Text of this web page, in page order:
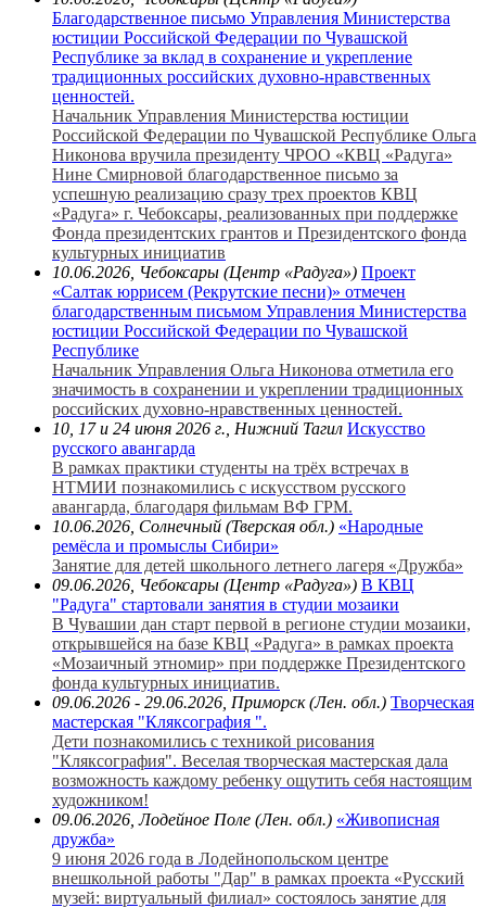
Благодарственное письмо Управления Министерства
юстиции Российской Федерации по Чувашской
Республике за вклад в сохранение и укрепление
традиционных российских духовно-нравственных
ценностей.
Начальник Управления Министерства юстиции
Российской Федерации по Чувашской Республике Ольга
Никонова вручила президенту ЧРОО «КВЦ «Радуга»
Нине Смирновой благодарственное письмо за
успешную реализацию сразу трех проектов КВЦ
«Радуга» г. Чебоксары, реализованных при поддержке
Фонда президентских грантов и Президентского фонда
культурных инициатив
10.06.2026, Чебоксары (Центр «Радуга») Проект
«Салтак юррисем (Рекрутские песни)» отмечен
благодарственным письмом Управления Министерства
юстиции Российской Федерации по Чувашской
Республике
Начальник Управления Ольга Никонова отметила его
значимость в сохранении и укреплении традиционных
российских духовно-нравственных ценностей.
10, 17 и 24 июня 2026 г., Нижний Тагил Искусство
русского авангарда
В рамках практики студенты на трёх встречах в
НТМИИ познакомились с искусством русского
авангарда, благодаря фильмам ВФ ГРМ.
10.06.2026, Солнечный (Тверская обл.) «Народные
ремёсла и промыслы Сибири»
Занятие для детей школьного летнего лагеря «Дружба»
09.06.2026, Чебоксары (Центр «Радуга») В КВЦ
"Радуга" стартовали занятия в студии мозаики
В Чувашии дан старт первой в регионе студии мозаики,
открывшейся на базе КВЦ «Радуга» в рамках проекта
«Мозаичный этномир» при поддержке Президентского
фонда культурных инициатив.
09.06.2026 - 29.06.2026, Приморск (Лен. обл.) Творческая
мастерская "Кляксография ".
Дети познакомились с техникой рисования
"Кляксография". Веселая творческая мастерская дала
возможность каждому ребенку ощутить себя настоящим
художником!
09.06.2026, Лодейное Поле (Лен. обл.) «Живописная
дружба»
9 июня 2026 года в Лодейнопольском центре
внешкольной работы "Дар" в рамках проекта «Русский
музей: виртуальный филиал» состоялось занятие для